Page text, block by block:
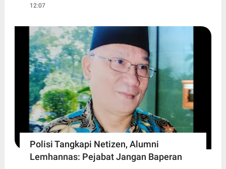
12:07
Polisi Tangkapi Netizen, Alumni
Lemhannas: Pejabat Jangan Baperan